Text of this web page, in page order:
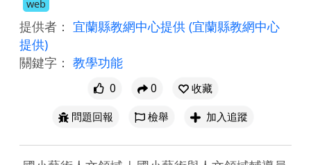
web
提供者： 宜蘭縣教網中心提供 (宜蘭縣教網中心
提供)
關鍵字： 教學功能
0 0
收藏
問題回報
檢舉 加入追蹤